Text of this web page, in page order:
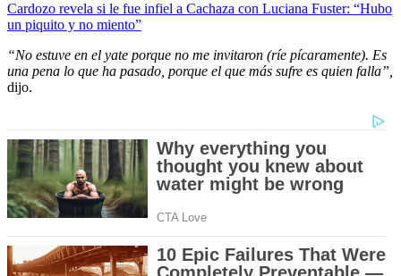
Cardozo revela si le fue infiel a Cachaza con Luciana Fuster: “Hubo
un piquito y no miento”
“No estuve en el yate porque no me invitaron (ríe pícaramente). Es
una pena lo que ha pasado, porque el que más sufre es quien falla”,
dijo.